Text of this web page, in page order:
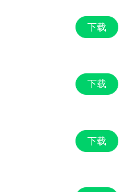
下载
下载
下载